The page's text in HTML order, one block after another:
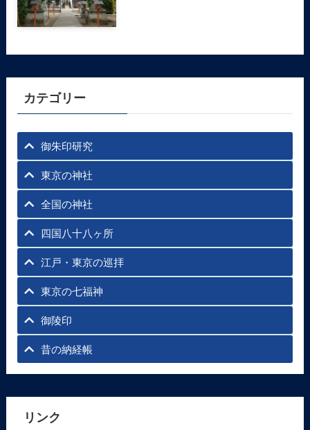
カテゴリー
御朱印研究
東京の神社
全国の神社
四国八十八ヶ所
江戸・東京の巡拝
東京の七福神
御陵印
昔の納経帳
リンク